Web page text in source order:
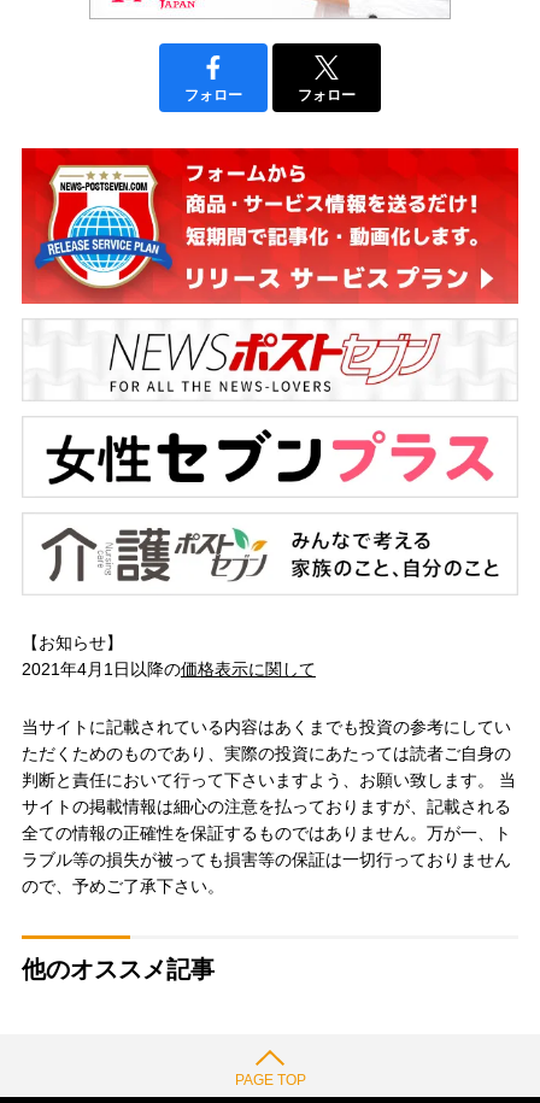
フォロー フォロー
【お知らせ】
2021年4月1日以降の価格表示に関して
当サイトに記載されている内容はあくまでも投資の参考にしてい
ただくためのものであり、実際の投資にあたっては読者ご自身の
判断と責任において行って下さいますよう、お願い致します。 当
サイトの掲載情報は細心の注意を払っておりますが、記載される
全ての情報の正確性を保証するものではありません。万が一、ト
ラブル等の損失が被っても損害等の保証は一切行っておりません
ので、予めご了承下さい。
他のオススメ記事
PAGE TOP